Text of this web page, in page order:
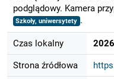
podglądowy. Kamera
Szkoły, uniwersytety .
Czas lokalny
Strona źródłowa